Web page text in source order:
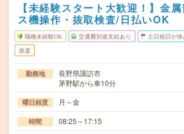
【未経験スタート大歓迎！】金
ス機操作・抜取検査/日払いOK
職種未経験OK 交通費別途支給あり 土日祝日が休
派遣
勤務地
長野県諏訪市
茅野駅から車10分
曜日頻度 月～金
時間 08:25～17:15